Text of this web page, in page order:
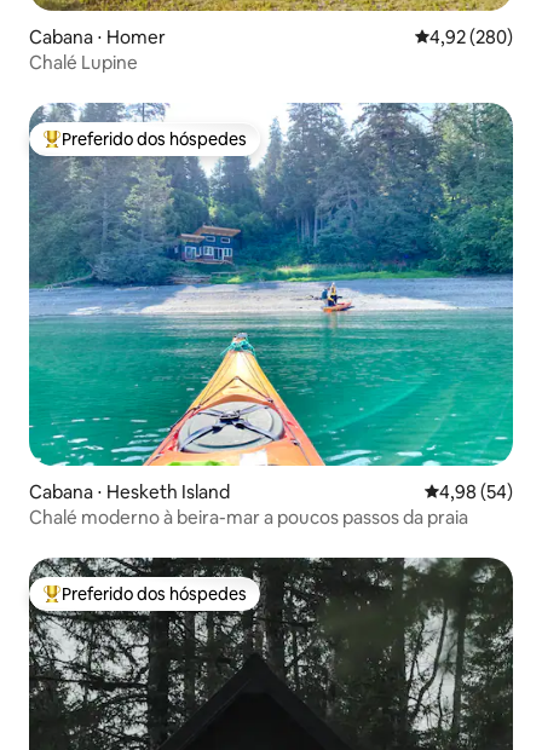
Cabana ⋅ Homer 4,92 de uma
4,92 (280)
Chalé Lupine
Entre os melhores preferidos dos hóspedes
Preferido dos hóspedes
Cabana ⋅ Hesketh Island 4,98 de uma
4,98 (54)
Chalé moderno à beira-mar a poucos passos da praia
Entre os melhores preferidos dos hóspedes
Preferido dos hóspedes